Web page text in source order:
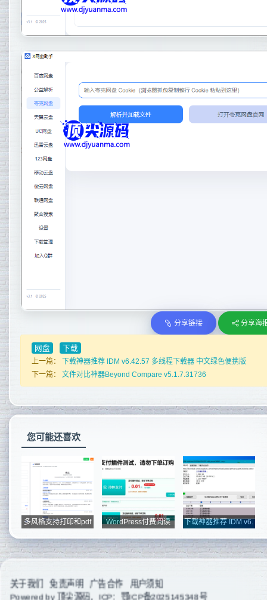
分享链接 分享海
网盘
下载
上一篇：
下载神器推荐 IDM v6.42.57 多线程下载器 中文绿色便携版
下一篇： 文件对比神器Beyond Compare v5.1.7.31736
您可能还喜欢
多风格支持打印和pdf
WordPress付费阅读
下载神器推荐 IDM v6.
关于我们 免责声明 广告合作
用户须知
Powered by 顶尖源码，ICP： 鄂ICP备2025145348号